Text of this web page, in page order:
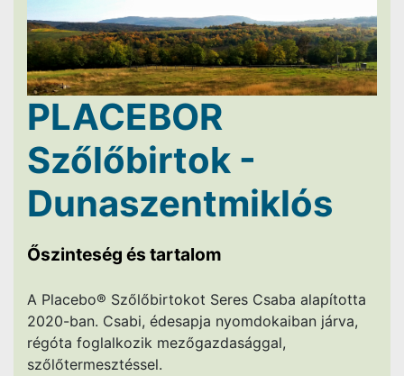
PLACEBOR
Szőlőbirtok -
Dunaszentmiklós
Őszinteség és tartalom
A Placebo® Szőlőbirtokot Seres Csaba alapította
2020-ban. Csabi, édesapja nyomdokaiban járva,
régóta foglalkozik mezőgazdasággal,
szőlőtermesztéssel.